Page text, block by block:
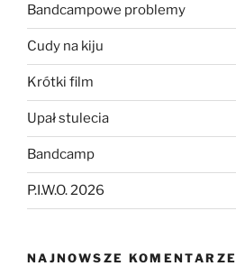
Bandcampowe problemy
Cudy na kiju
Krótki film
Upał stulecia
Bandcamp
P.I.W.O. 2026
NAJNOWSZE KOMENTARZE